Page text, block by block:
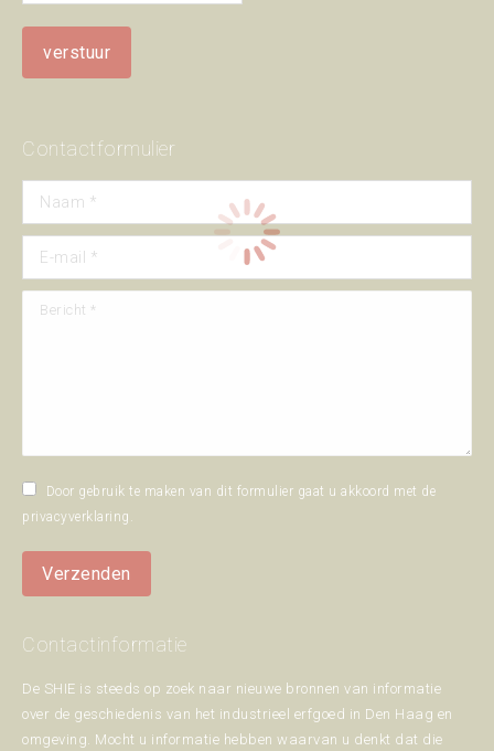
Contactformulier
Naam *
E-mail *
Bericht *
Door gebruik te maken van dit formulier gaat u akkoord met de
privacyverklaring .
Verzenden
Contactinformatie
De SHIE is steeds op zoek naar nieuwe bronnen van informatie
over de geschiedenis van het industrieel erfgoed in Den Haag en
omgeving. Mocht u informatie hebben waarvan u denkt dat die